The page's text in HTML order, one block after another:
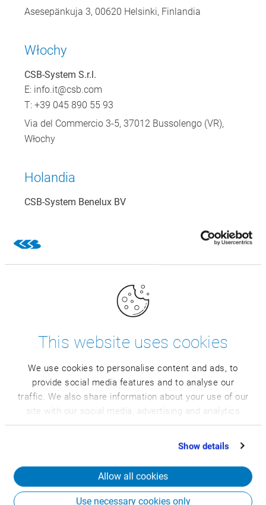
This website uses cookies
We use cookies to personalise content and ads, to
provide social media features and to analyse our
traffic. We also share information about your use of our
site with our social media, advertising and analytics
partners who may combine it with other information
that you’ve provided to them or that they’ve collected
Show details
Allow all cookies
Use necessary cookies only
Asesepänkuja 3, 00620 Helsinki, Finlandia
Włochy
CSB-System S.r.l.
E: info.it@csb.com
T: +39 045 890 55 93
Via del Commercio 3-5, 37012 Bussolengo (VR),
Włochy
Holandia
CSB-System Benelux BV
Graaf Engelbertlaan 75, 4837 DS Breda, Holandia
CSB-System Austria GmbH
T: + 43 1 81582 83
Hietzinger Kai 13, 1130 Wien, Austria
Polska
CSB-System Polska Sp. z o.o.
Strzegomska 140 A, 54-429 Wrocław, Polska